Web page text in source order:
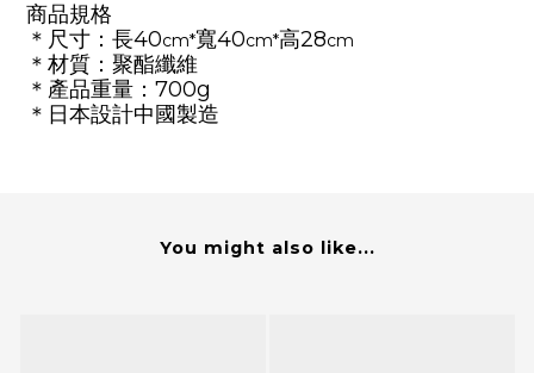
商品規格
＊尺寸 ：長40cm*寬40cm*高28cm
＊材質 ：聚酯纖維
＊產品重量：700g
＊日本設計中國製造
You might also like...